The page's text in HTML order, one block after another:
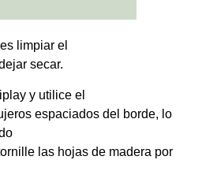
limpiar el
secar.
y utilice el
espaciados del borde, lo
las hojas de madera por